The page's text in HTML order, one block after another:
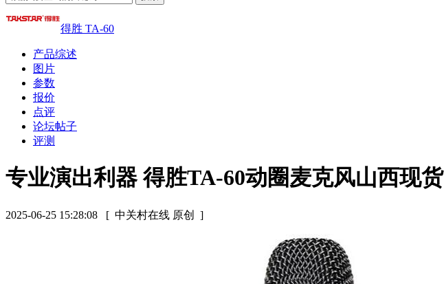
得胜 TA-60
产品综述
图片
参数
报价
点评
论坛帖子
评测
专业演出利器 得胜TA-60动圈麦克风山西现货
2025-06-25 15:28:08 [ 中关村在线 原创 ]